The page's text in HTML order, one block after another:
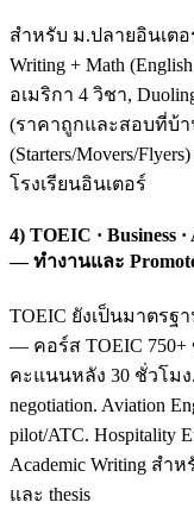
สำหรับ ม.ปลายอินเตอ
Writing + Math
อเมริกา 4 วิชา,
(ราคาถูกและสอบที่บ้า
(Starters/Movers/
โรงเรียนอินเตอร์
4) TOEIC · Business
— ทำงานและ
TOEIC ยังเป็นมาตร
— คอร์ส TOEIC
คะแนนหลัง 30 ชั่วโมง.
negotiation. Aviation
pilot/ATC. Hospitality
Academic Writing สำ
และ thesis